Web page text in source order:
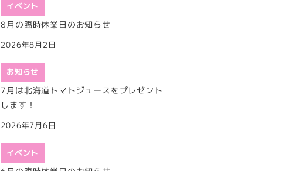
イベント
8月の臨時休業日のお知らせ
2026年8月2日
お知らせ
7月は北海道トマトジュースをプレゼント
します！
2026年7月6日
イベント